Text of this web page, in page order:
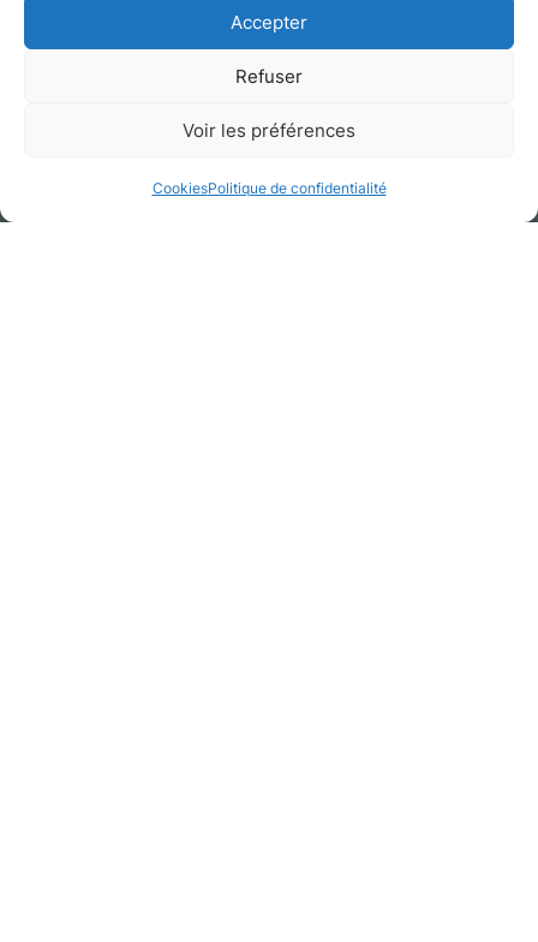
Accepter
Refuser
Voir les préférences
CookiesPolitique de confidentialité